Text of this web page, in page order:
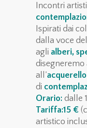
Incontri
Ispirati dai
dalla voce
agli alberi,
disegneremo
all’acquerello
di
Orario: dalle
Tariffa:15 €
artistico